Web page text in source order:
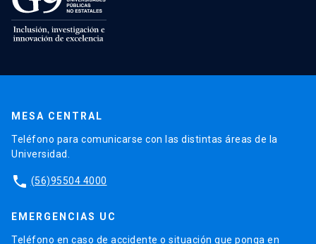
MESA CENTRAL
Teléfono para comunicarse con las distintas áreas de la
Universidad.
phone (56)95504 4000
EMERGENCIAS UC
Teléfono en caso de accidente o situación que ponga en